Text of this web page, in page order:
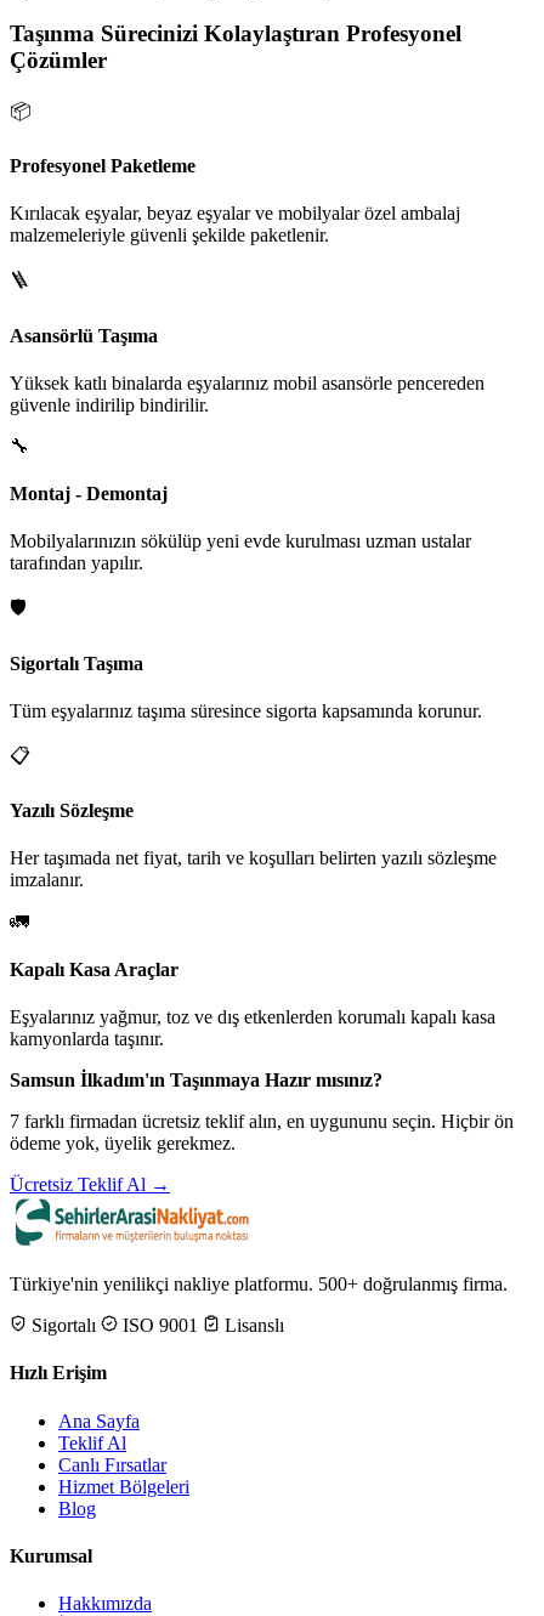
Taşınma Sürecinizi Kolaylaştıran Profesyonel
Çözümler
📦
Profesyonel Paketleme
Kırılacak eşyalar, beyaz eşyalar ve mobilyalar özel ambalaj
malzemeleriyle güvenli şekilde paketlenir.
🪜
Asansörlü Taşıma
Yüksek katlı binalarda eşyalarınız mobil asansörle pencereden
güvenle indirilip bindirilir.
🔧
Montaj - Demontaj
Mobilyalarınızın sökülüp yeni evde kurulması uzman ustalar
tarafından yapılır.
🛡️
Sigortalı Taşıma
Tüm eşyalarınız taşıma süresince sigorta kapsamında korunur.
📋
Yazılı Sözleşme
Her taşımada net fiyat, tarih ve koşulları belirten yazılı sözleşme
imzalanır.
🚛
Kapalı Kasa Araçlar
Eşyalarınız yağmur, toz ve dış etkenlerden korumalı kapalı kasa
kamyonlarda taşınır.
Samsun İlkadım'ın Taşınmaya Hazır mısınız?
7 farklı firmadan ücretsiz teklif alın, en uygununu seçin. Hiçbir ön
ödeme yok, üyelik gerekmez.
Ücretsiz Teklif Al →
Türkiye'nin yenilikçi nakliye platformu. 500+ doğrulanmış firma.
Sigortalı
ISO 9001 Lisanslı
Hızlı Erişim
Ana Sayfa
Teklif Al
Canlı Fırsatlar
Hizmet Bölgeleri
Blog
Kurumsal
Hakkımızda